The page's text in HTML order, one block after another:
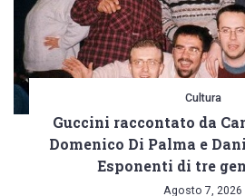
Cultura
Guccini raccontato da
Domenico Di Palma e
Esponenti di tre
Agosto 7, 2026